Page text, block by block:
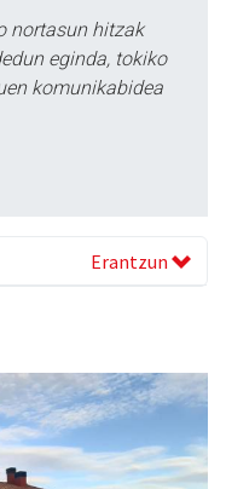
nortasun hitzak
eginda, tokiko
komunikabidea
Erantzun